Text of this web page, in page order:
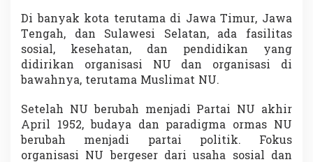
Di banyak kota terutama di Jawa Timur, Jawa
Tengah, dan Sulawesi Selatan, ada fasilitas
sosial, kesehatan, dan pendidikan yang
didirikan organisasi NU dan organisasi di
bawahnya, terutama Muslimat NU.
Setelah NU berubah menjadi Partai NU akhir
April 1952, budaya dan paradigma ormas NU
berubah menjadi partai politik. Fokus
organisasi NU bergeser dari usaha sosial dan